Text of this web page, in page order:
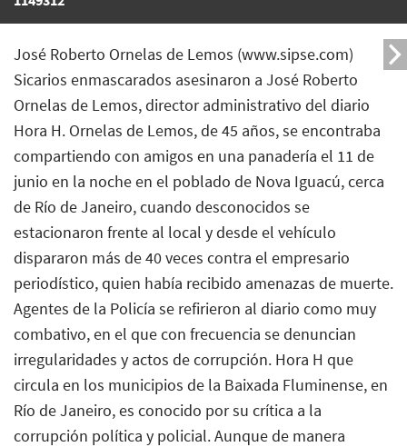
José Roberto Ornelas de Lemos (www.sipse.com)
Sicarios enmascarados asesinaron a José Roberto
Ornelas de Lemos, director administrativo del diario
Hora H. Ornelas de Lemos, de 45 años, se encontraba
compartiendo con amigos en una panadería el 11 de
junio en la noche en el poblado de Nova Iguacú, cerca
de Río de Janeiro, cuando desconocidos se
estacionaron frente al local y desde el vehículo
dispararon más de 40 veces contra el empresario
periodístico, quien había recibido amenazas de muerte.
Agentes de la Policía se refirieron al diario como muy
combativo, en el que con frecuencia se denuncian
irregularidades y actos de corrupción. Hora H que
circula en los municipios de la Baixada Fluminense, en
Río de Janeiro, es conocido por su crítica a la
corrupción política y policial. Aunque de manera